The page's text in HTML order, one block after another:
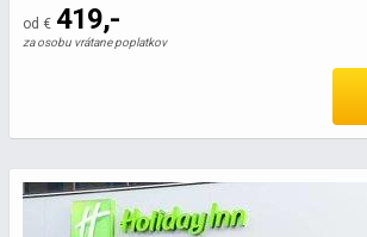
od € 419,-
za osobu vrátane poplatkov